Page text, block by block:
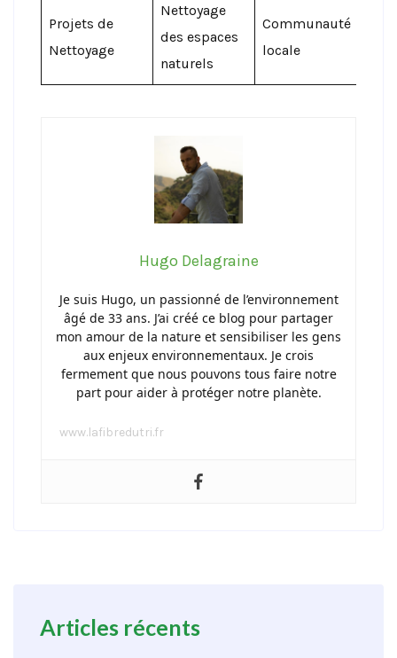
Projets de
Nettoyage
Nettoyage
des espaces
naturels
Communauté
locale
Hugo Delagraine
Je suis Hugo, un passionné de l’environnement
âgé de 33 ans. J’ai créé ce blog pour partager
mon amour de la nature et sensibiliser les gens
aux enjeux environnementaux. Je crois
fermement que nous pouvons tous faire notre
part pour aider à protéger notre planète.
www.lafibredutri.fr
Articles récents